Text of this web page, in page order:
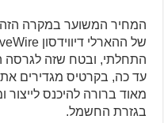
התחלתי, ובטח שזה לגרסה
עד כה, בקרטיס מגדירים
מאוד ברורה להיכנס
בגזרת החשמל.